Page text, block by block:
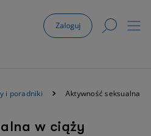
Zaloguj
i poradniki Aktywność seksualna w
w ciąży